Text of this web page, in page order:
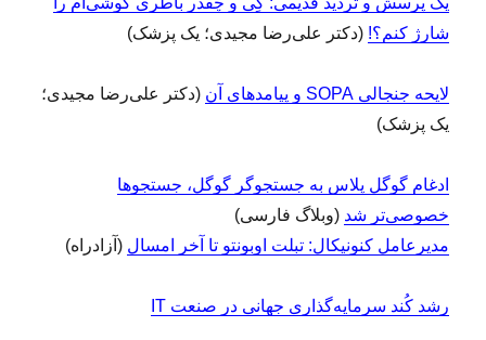
شارژ کنم؟! (دکتر علی‌رضا مجیدی؛ یک پزشک)
لایحه جنجالی SOPA و پیامدهای آن
(دکتر علی‌رضا مجیدی؛
یک پزشک)
ادغام گوگل پلاس به جستجوگر گوگل، جستجوها
خصوصی‌تر شد (وبلاگ فارسی)
مدیرعامل کنونیکال: تبلت اوبونتو تا آخر امسال (آزادراه)
رشد کُند سرمایه‌گذاری جهانی در صنعت IT